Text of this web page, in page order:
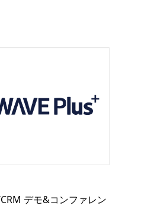
デモ&コンファレン